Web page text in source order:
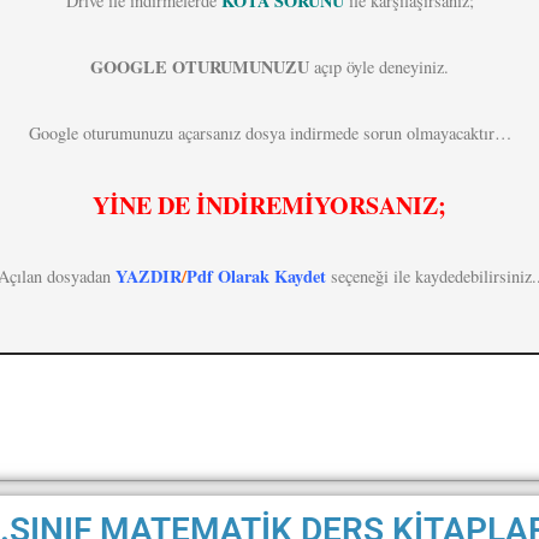
GOOGLE OTURUMUNUZU açıp öyle deneyiniz.
Google oturumunuzu açarsanız dosya indirmede sorun olmayacaktır…
YİNE DE İNDİREMİYORSANIZ;
dosyadan YAZDIR/Pdf Olarak Kaydet seçeneği ile
MATEMATİK DERS